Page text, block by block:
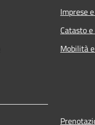
Imprese
Catasto
Mobilità